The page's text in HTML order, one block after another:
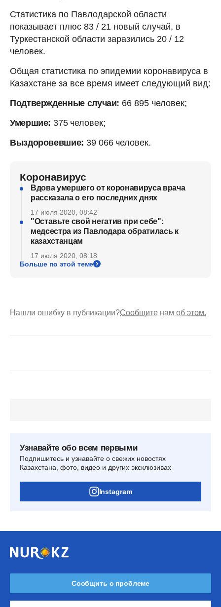
Статистика по Павлодарской области
показывает плюс 83 / 21 новый случай, в
Туркестанской области заразились 20 / 12
человек.
Общая статистика по эпидемии коронавируса в
Казахстане за все время имеет следующий вид:
Подтвержденные случаи: 66 895 человек;
Умершие: 375 человек;
Выздоровевшие: 39 066 человек.
Коронавирус
Вдова умершего от коронавируса врача
рассказала о его последних днях
17 июля 2020, 08:42
"Оставьте свой негатив при себе":
медсестра из Павлодара обратилась к
казахстанцам
17 июля 2020, 08:18
Больше по этой теме
Нашли ошибку в публикации?Сообщите нам об этом.
Узнавайте обо всем первыми
Подпишитесь и узнавайте о свежих новостях
Казахстана, фото, видео и других эксклюзивах
Instagram
Сообщить о проблеме